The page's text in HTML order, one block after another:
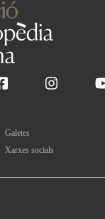
Galetes
Xarxes socials